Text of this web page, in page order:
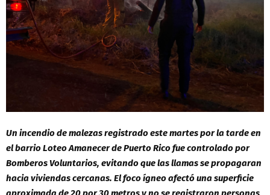
Un incendio de malezas registrado este martes por la tarde en
el barrio Loteo Amanecer de Puerto Rico fue controlado por
Bomberos Voluntarios, evitando que las llamas se propagaran
hacia viviendas cercanas. El foco ígneo afectó una superficie